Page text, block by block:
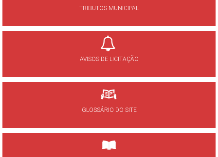
TRIBUTOS MUNICIPAL
AVISOS DE LICITAÇÃO
GLOSSÁRIO DO SITE